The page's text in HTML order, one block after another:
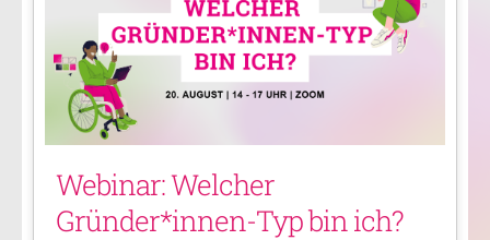
Webinar: Welcher
Gründer*innen-Typ bin ich?